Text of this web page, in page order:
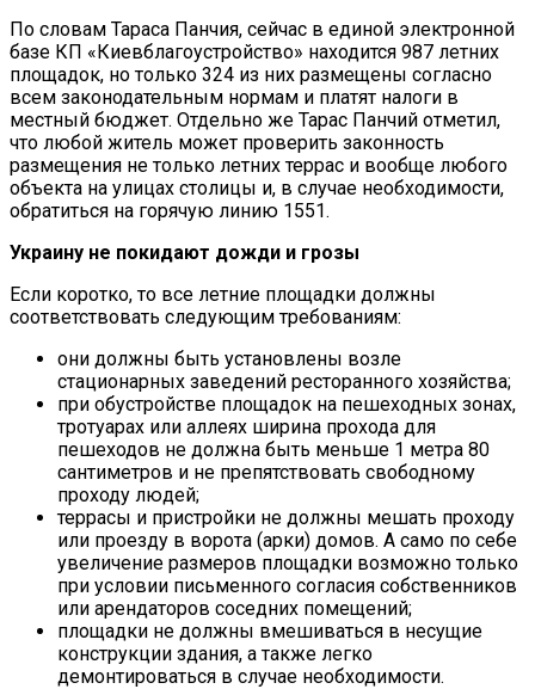
По словам Тараса Панчия, сейчас в единой электронной
базе КП «Киевблагоустройство» находится 987 летних
площадок, но только 324 из них размещены согласно
всем законодательным нормам и платят налоги в
местный бюджет. Отдельно же Тарас Панчий отметил,
что любой житель может проверить законность
размещения не только летних террас и вообще любого
объекта на улицах столицы и, в случае необходимости,
обратиться на горячую линию 1551.
Украину не покидают дожди и грозы
Если коротко, то все летние площадки должны
соответствовать следующим требованиям:
они должны быть установлены возле
стационарных заведений ресторанного хозяйства;
при обустройстве площадок на пешеходных зонах,
тротуарах или аллеях ширина прохода для
пешеходов не должна быть меньше 1 метра 80
сантиметров и не препятствовать свободному
проходу людей;
террасы и пристройки не должны мешать проходу
или проезду в ворота (арки) домов. А само по себе
увеличение размеров площадки возможно только
при условии письменного согласия собственников
или арендаторов соседних помещений;
площадки не должны вмешиваться в несущие
конструкции здания, а также легко
демонтироваться в случае необходимости.